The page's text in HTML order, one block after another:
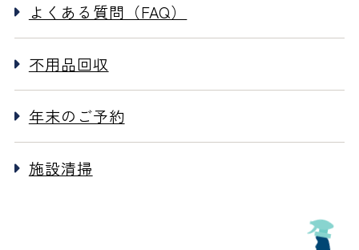
よくある質問（FAQ）
不用品回収
年末のご予約
施設清掃